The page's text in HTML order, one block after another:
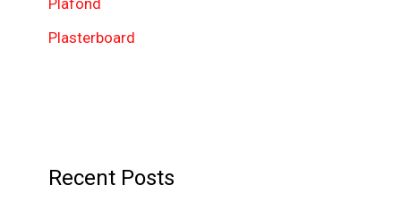
Plasterboard
Recent Posts